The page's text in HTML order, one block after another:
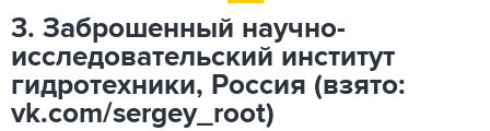
3. Заброшенный научно-
исследовательский институт
гидротехники, Россия (взято:
vk.com/sergey_root)